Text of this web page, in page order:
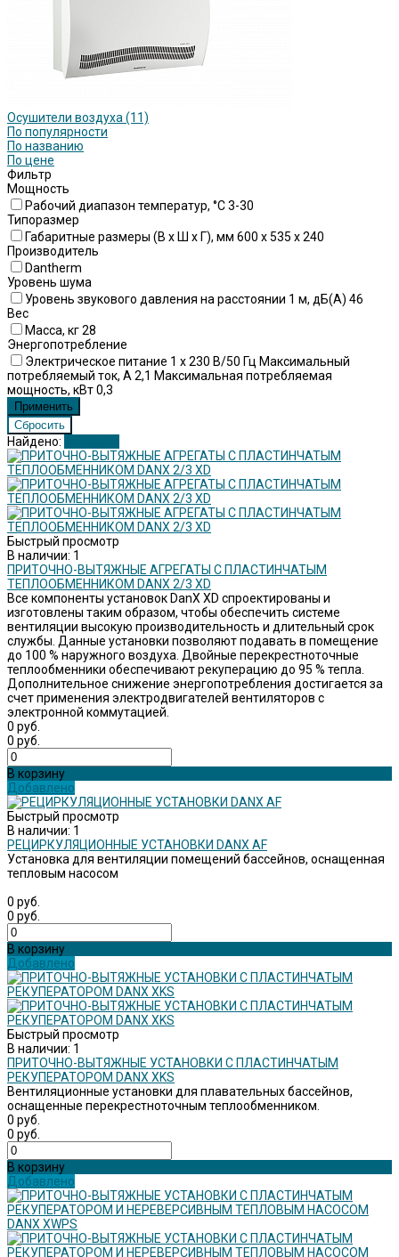
Осушители воздуха (11)
По популярности
По названию
По цене
Фильтр
Мощность
Рабочий диапазон температур, °C 3-30
Типоразмер
Габаритные размеры (В x Ш x Г), мм 600 x 535 x 240
Производитель
Dantherm
Уровень шума
Уровень звукового давления на расстоянии 1 м, дБ(А) 46
Вес
Масса, кг 28
Энергопотребление
Электрическое питание 1 x 230 В/50 Гц Максимальный
потребляемый ток, А 2,1 Максимальная потребляемая
мощность, кВт 0,3
Найдено:
Быстрый просмотр
В наличии: 1
ПРИТОЧНО-ВЫТЯЖНЫЕ АГРЕГАТЫ С ПЛАСТИНЧАТЫМ
ТЕПЛООБМЕННИКОМ DANX 2/3 XD
Все компоненты установок DanX XD спроектированы и
изготовлены таким образом, чтобы обеспечить системе
вентиляции высокую производительность и длительный срок
службы. Данные установки позволяют подавать в помещение
до 100 % наружного воздуха. Двойные перекрестноточные
теплообменники обеспечивают рекуперацию до 95 % тепла.
Дополнительное снижение энергопотребления достигается за
счет применения электродвигателей вентиляторов с
электронной коммутацией.
0 руб.
0 руб.
В корзину
Добавлено
Быстрый просмотр
В наличии: 1
РЕЦИРКУЛЯЦИОННЫЕ УСТАНОВКИ DANX AF
Установка для вентиляции помещений бассейнов, оснащенная
тепловым насосом
0 руб.
0 руб.
В корзину
Добавлено
Быстрый просмотр
В наличии: 1
ПРИТОЧНО-ВЫТЯЖНЫЕ УСТАНОВКИ С ПЛАСТИНЧАТЫМ
РЕКУПЕРАТОРОМ DANX XKS
Вентиляционные установки для плавательных бассейнов,
оснащенные перекрестноточным теплообменником.
0 руб.
0 руб.
В корзину
Добавлено